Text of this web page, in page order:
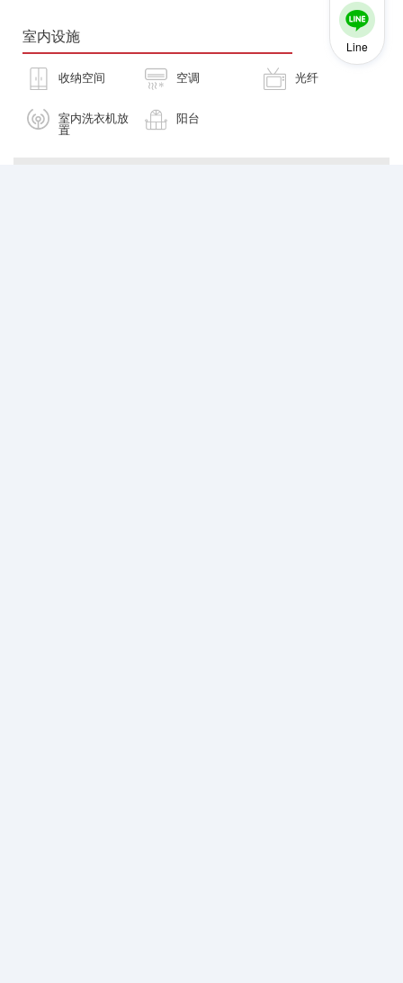
Line
室内设施
收纳空间 空调 光纤
室内洗衣机放
置
阳台